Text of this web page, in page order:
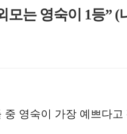
모는 영숙이 1등” (
영숙이 가장 예쁘다고